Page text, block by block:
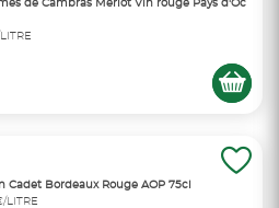
de Cambras Merlot Vin rouge Pays d'Oc
Cadet Bordeaux Rouge AOP 75cl
LITRE